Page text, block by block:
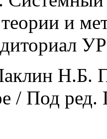
и
Н.Б.
/ Под